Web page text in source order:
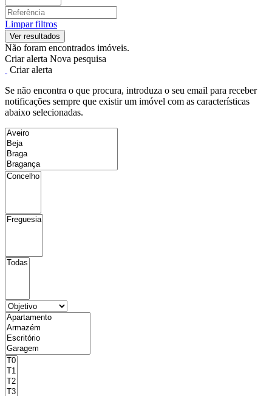
Limpar filtros
Não foram encontrados imóveis.
Criar alerta Nova pesquisa
Criar alerta
Se não encontra o que procura, introduza o seu email para receber
notificações sempre que existir um imóvel com as características
abaixo selecionadas.